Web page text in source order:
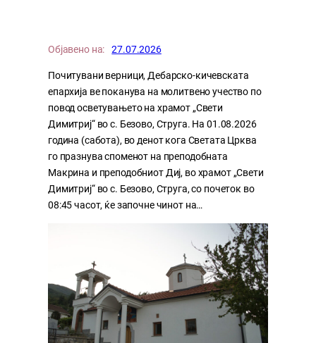
Објавено на: 27.07.2026
Почитувани верници, Дебарско-кичевската
епархија ве поканува на молитвено учество по
повод осветувањето на храмот „Свети
Димитриј“ во с. Безово, Струга. На 01.08.2026
година (сабота), во денот кога Светата Црква
го празнува споменот на преподобната
Макрина и преподобниот Диј, во храмот „Свети
Димитриј“ во с. Безово, Струга, со почеток во
08:45 часот, ќе започне чинот на…